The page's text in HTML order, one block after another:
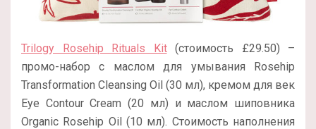
Trilogy Rosehip Rituals Kit(стоимость £29.50) –
промо-набор с маслом для умывания Rosehip
Transformation Cleansing Oil (30 мл), кремом для век
Eye Contour Cream (20 мл) и маслом шиповника
Organic Rosehip Oil (10 мл). Стоимость наполнения